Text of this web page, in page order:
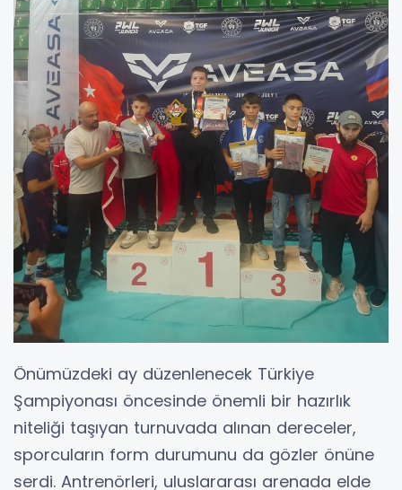
Önümüzdeki ay düzenlenecek Türkiye
Şampiyonası öncesinde önemli bir hazırlık
niteliği taşıyan turnuvada alınan dereceler,
sporcuların form durumunu da gözler önüne
serdi. Antrenörleri, uluslararası arenada elde